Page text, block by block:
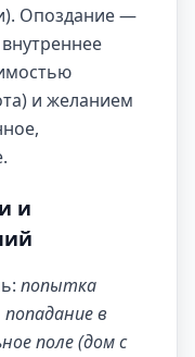
Опоздание —
и желанием
и
попытка
в
поле (дом с